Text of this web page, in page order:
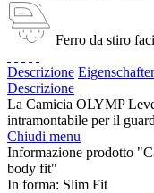
Ferro da stiro
Descrizione
Descrizione
La Camicia OLYMP
intramontabile per il
Chiudi menu
Informazione prodotto
body fit"
In forma: Slim Fit